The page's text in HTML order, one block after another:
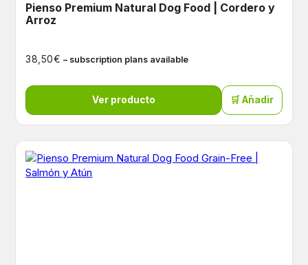
Pienso Premium Natural Dog Food | Cordero y
Arroz
38,50€ – subscription plans available
Ver producto 🛒 Añadir